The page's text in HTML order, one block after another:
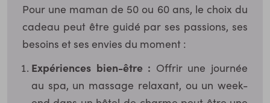
Pour une maman de 50 ou 60 ans, le choix du
cadeau peut être guidé par ses passions, ses
besoins et ses envies du moment :
Expériences bien-être : Offrir une journée
au spa, un massage relaxant, ou un week-